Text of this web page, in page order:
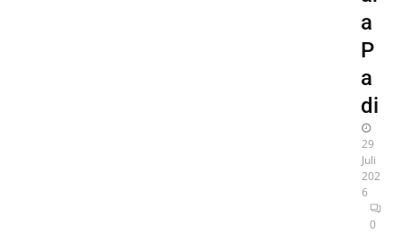
a
P
a
di
29
Juli
202
6
0